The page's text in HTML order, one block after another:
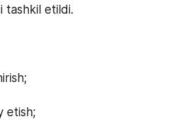
tashkil etildi.
etish;